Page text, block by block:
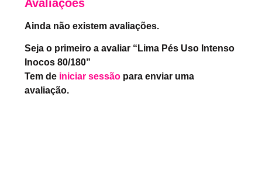
Avaliações
Ainda não existem avaliações.
Seja o primeiro a avaliar “Lima Pés Uso Intenso
Inocos 80/180”
Tem de iniciar sessão para enviar uma
avaliação.